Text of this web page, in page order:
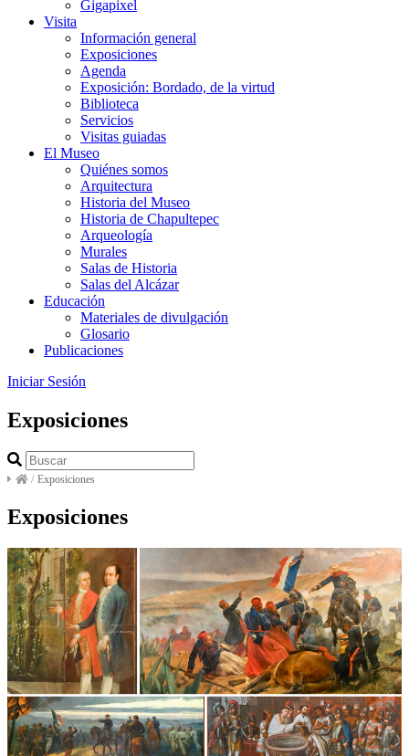
Gigapixel
Visita
Información general
Exposiciones
Agenda
Exposición: Bordado, de la virtud
Biblioteca
Servicios
Visitas guiadas
El Museo
Quiénes somos
Arquitectura
Historia del Museo
Historia de Chapultepec
Arqueología
Murales
Salas de Historia
Salas del Alcázar
Educación
Materiales de divulgación
Glosario
Publicaciones
Iniciar Sesión
Exposiciones
/ Exposiciones
Exposiciones